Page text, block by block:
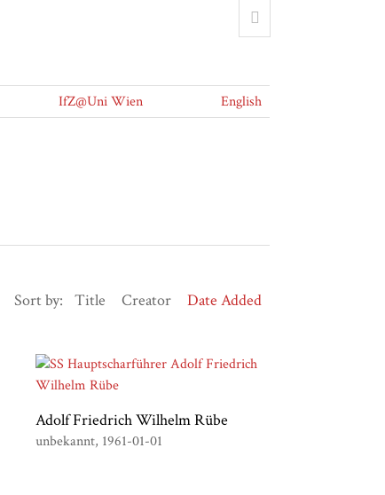
IfZ@Uni Wien English
Sort by: Title Creator Date Added
Adolf Friedrich Wilhelm Rübe
unbekannt 1961-01-01